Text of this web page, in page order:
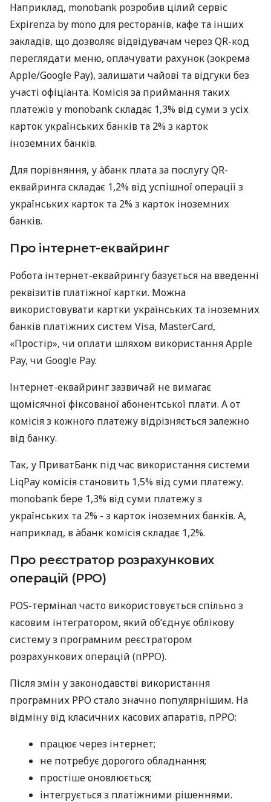
Наприклад, monobank розробив цілий сервіс
Expirenza by mono для ресторанів, кафе та інших
закладів, що дозволяє відвідувачам через QR-код
переглядати меню, оплачувати рахунок (зокрема
Apple/Google Pay), залишати чайові та відгуки без
участі офіціанта. Комісія за приймання таких
платежів у monobank складає 1,3% від суми з усіх
карток українських банків та 2% з карток
іноземних банків.
Для порівняння, у àбанк плата за послугу QR-
еквайринга складає 1,2% від успішної операції з
українських карток та 2% з карток іноземних
банків.
Про інтернет-еквайринг
Робота інтернет-еквайрингу базується на введенні
реквізитів платіжної картки. Можна
використовувати картки українських та іноземних
банків платіжних систем Visa, MasterCard,
«Простір», чи оплати шляхом використання Apple
Pay, чи Google Pay.
Інтернет-еквайринг зазвичай не вимагає
щомісячної фіксованої абонентської плати. А от
комісія з кожного платежу відрізняється залежно
від банку.
Так, у ПриватБанк під час використання системи
LiqPay комісія становить 1,5% від суми платежу.
monobank бере 1,3% від суми платежу з
українських та 2% - з карток іноземних банків. А,
наприклад, в àбанк комісія складає 1,2%.
Про реєстратор розрахункових
операцій (РРО)
POS-термінал часто використовується спільно з
касовим інтегратором, який об’єднує облікову
систему з програмним реєстратором
розрахункових операцій (пРРО).
Після змін у законодавстві використання
програмних РРО стало значно популярнішим. На
відміну від класичних касових апаратів, пРРО:
працює через інтернет;
не потребує дорогого обладнання;
простіше оновлюється;
інтегрується з платіжними рішеннями.